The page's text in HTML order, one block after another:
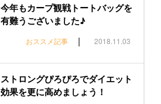
今年もカープ観戦トートバッグを
有難うございました♪
おススメ記事 | 2018.11.03
ストロングぴろぴろでダイエット
効果を更に高めましょう！